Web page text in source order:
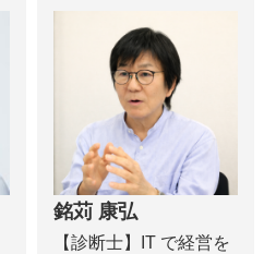
銘苅 康弘
【診断士】IT で経営を